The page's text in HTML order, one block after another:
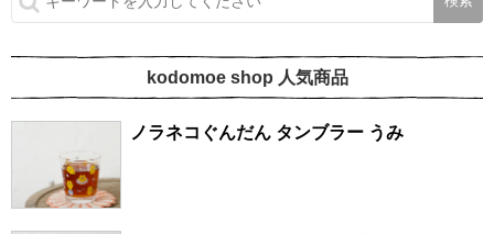
kodomoe shop 人気商品
ノラネコぐんだん タンブラー うみ